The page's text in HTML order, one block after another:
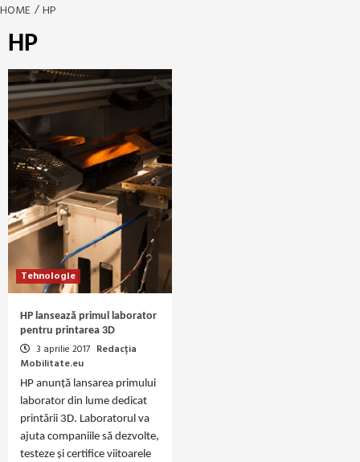
HOME HP
HP
Tehnologie
HP lansează primul laborator
pentru printarea 3D
3 aprilie 2017 Redacția
Mobilitate.eu
HP anunță lansarea primului
laborator din lume dedicat
printării 3D. Laboratorul va
ajuta companiile să dezvolte,
testeze și certifice viitoarele